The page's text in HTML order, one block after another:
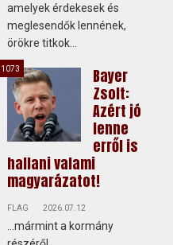
amelyek érdekesek és
meglesendők lennének,
örökre titkok...
Bayer
Zsolt:
Azért jó
lenne
erről is
hallani valami
magyarázatot!
FLAG 2026.07.12
...mármint a kormány
1073